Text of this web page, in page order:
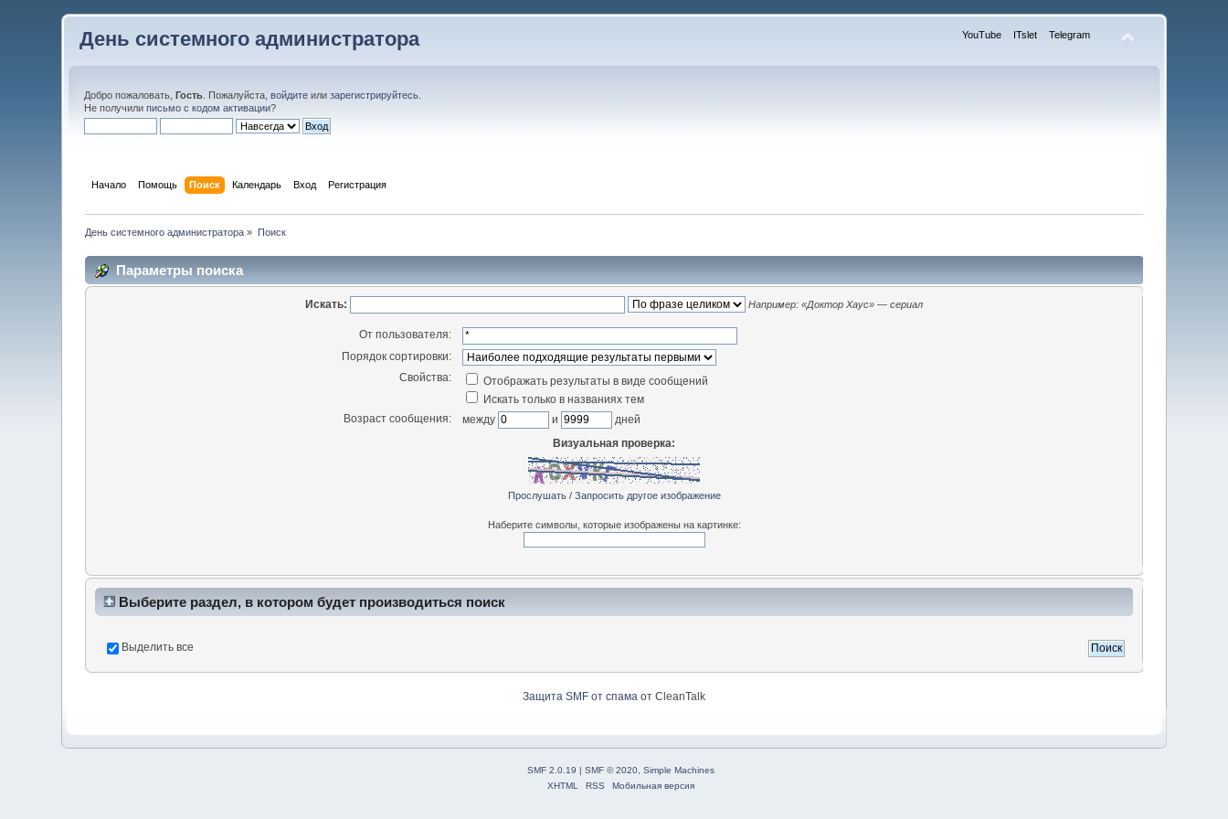
День системного администратора YouTube ITslet Telegram
Добро пожаловать,Гость . Пожалуйста,войдите илизарегистрируйтесь
Не получилиписьмо с кодом активации?
Начало Помощь Поиск Календарь Вход Регистрация
День системного администратора » Поиск
Параметры поиска
Искать: Например: «Доктор Хаус» — сериал
От пользователя:
Порядок сортировки:
Свойства:
Отображать результаты в виде сообщений
Искать только в названиях тем
Возраст сообщения:
между и
дней
Визуальная проверка:
Прослушать/ Запросить другое изображение
Наберите символы, которые изображены на картинке:
Выберите раздел, в котором будет производиться поиск
Выделить все
Защита SMF от спама от CleanTalk
SMF 2.0.19 | SMF © 2020 Simple Machines
XHTML
RSS Мобильная версия